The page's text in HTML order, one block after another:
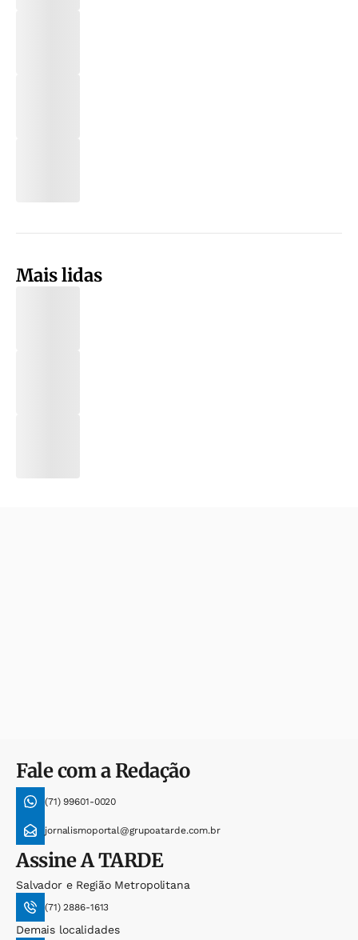
Mais lidas
Fale com a Redação
(71) 99601-0020
jornalismoportal@grupoatarde.com.br
AssineA TARDE
Salvador e Região Metropolitana
(71) 2886-1613
Demais localidades